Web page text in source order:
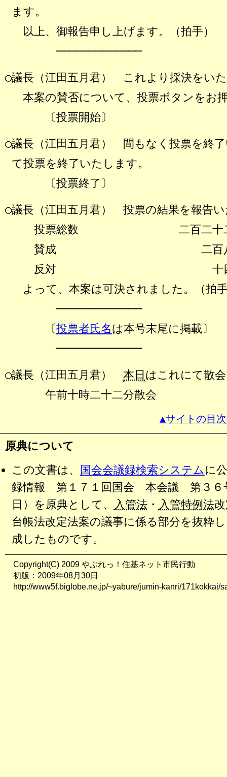
ます。
以上、御報告申し上げます。（拍手）
─────────────
○議長（江田五月君） これより採決をい
本案の賛否について、投票ボタンをお
〔投票開始〕
○議長（江田五月君） 間もなく投票を終
て投票を終了いたします。
〔投票終了〕
○議長（江田五月君） 投票の結果を報告
投票総数 二百二
賛成 二百
反対 十
よって、本案は可決されました。（拍
─────────────
〔投票者氏名は本号末尾に掲載〕
─────────────
○議長（江田五月君） 本日 はこれにて散
午前十時二十二分散会
▲サイトの目
原典について
この文書は、
国会会議録検索システム に
録情報 第１７１回国会 本会議 第３６
日）を原典として、
入管法・ 入管特例法
台帳法改定法案の議事に係る部分を抜粋
成したものです。
Copyright(C) 2009 やぶれっ！住基ネット市民行動
初版：2009年08月30日
http://www5f.biglobe.ne.jp/~yabure/jumin-kanri/171kokkai/